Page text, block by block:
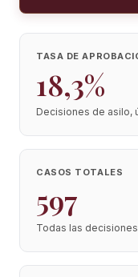
TASA DE
18,3%
Decisiones de asilo,
CASOS TOTALES
597
Todas las